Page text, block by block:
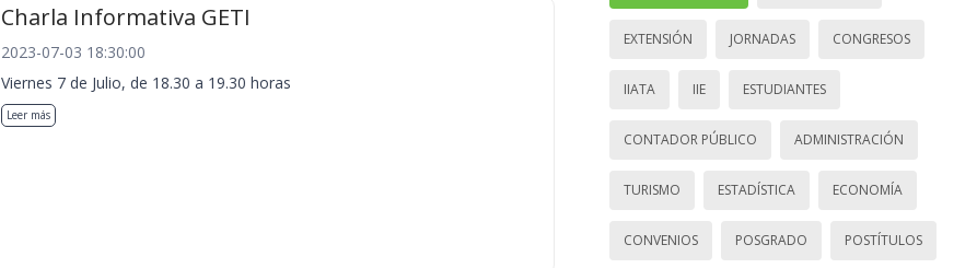
Charla Informativa GETI
2023-07-03 18:30:00
Viernes 7 de Julio, de 18.30 a 19.30 horas
Leer más
EXTENSIÓN JORNADAS CONGRESOS
IIATA IIE ESTUDIANTES
CONTADOR PÚBLICO ADMINISTRACIÓN
TURISMO ESTADÍSTICA ECONOMÍA
CONVENIOS POSGRADO POSTÍTULOS